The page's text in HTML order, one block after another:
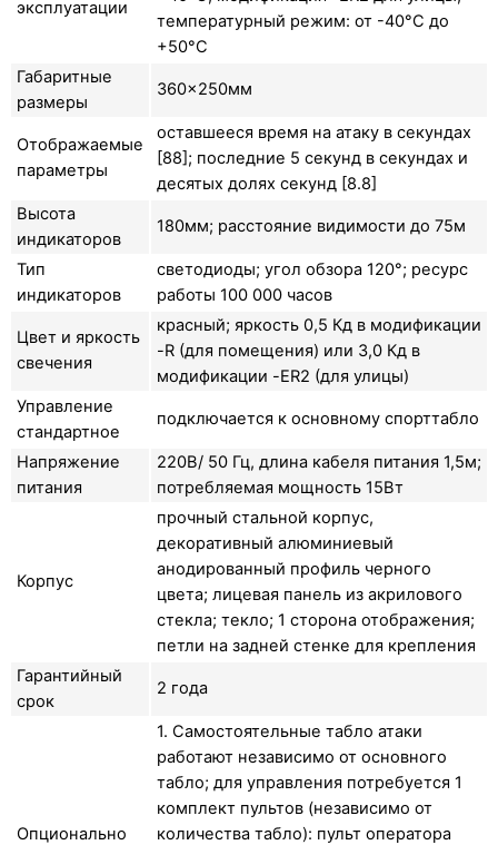
эксплуатации
температурный режим: от -40°C до
+50°C
Габаритные
размеры
360×250мм
Отображаемые
параметры
оставшееся время на атаку в секундах
[88]; последние 5 секунд в секундах и
десятых долях секунд [8.8]
Высота
индикаторов
180мм; расстояние видимости до 75м
Тип
индикаторов
светодиоды; угол обзора 120°; ресурс
работы 100 000 часов
Цвет и яркость
свечения
красный; яркость 0,5 Кд в модификации
-R (для помещения) или 3,0 Кд в
модификации -ER2 (для улицы)
Управление
стандартное
подключается к основному спорттабло
Напряжение
питания
220В/ 50 Гц, длина кабеля питания 1,5м;
потребляемая мощность 15Вт
Корпус
прочный стальной корпус,
декоративный алюминиевый
анодированный профиль черного
цвета; лицевая панель из акрилового
стекла; текло; 1 сторона отображения;
петли на задней стенке для крепления
Гарантийный
срок
2 года
Опционально
1. Самостоятельные табло атаки
работают независимо от основного
табло; для управления потребуется 1
комплект пультов (независимо от
количества табло): пульт оператора